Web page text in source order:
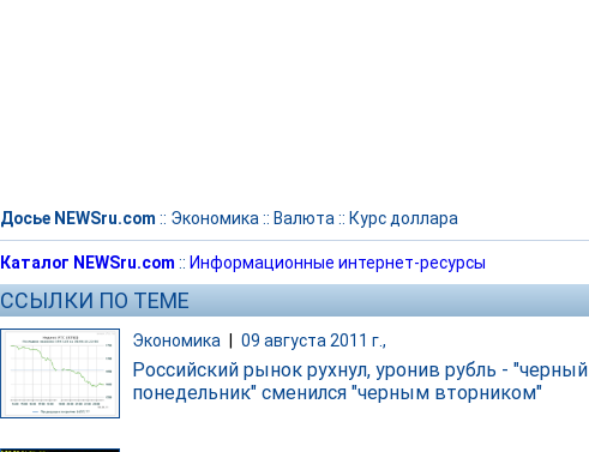
Досье NEWSru.com :: Экономика :: Валюта :: Курс доллара
Каталог NEWSru.com :: Информационные интернет-ресурсы
ССЫЛКИ ПО ТЕМЕ
Экономика 09 августа 2011 г.,
Российский рынок рухнул, уронив рубль - "черный
понедельник" сменился "черным вторником"